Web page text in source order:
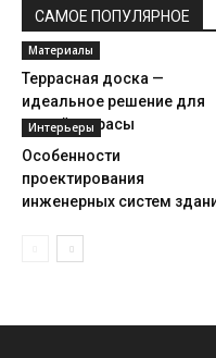
САМОЕ ПОПУЛЯРНОЕ
Материалы
Террасная доска —
идеальное решение для
вашей террасы
Интерьеры
Особенности
проектирования
инженерных систем